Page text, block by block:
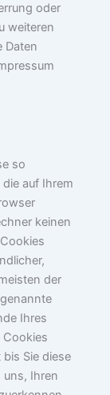
oder
weiteren
Daten
so
auf Ihrem
keinen
der
Ihres
Sie diese
uns, Ihren